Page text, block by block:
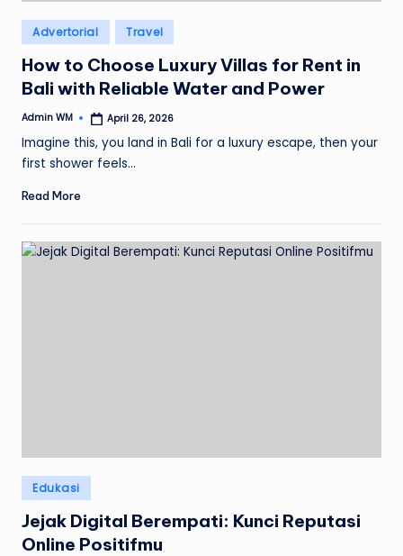
Posted
in
Advertorial Travel
How to Choose Luxury Villas for Rent in
Bali with Reliable Water and Power
Posted
Admin WM April 26, 2026
Imagine this, you land in Bali for a luxury escape, then your
first shower feels…
Read More
Posted
in
Edukasi
Jejak Digital Berempati: Kunci Reputasi
Online Positifmu